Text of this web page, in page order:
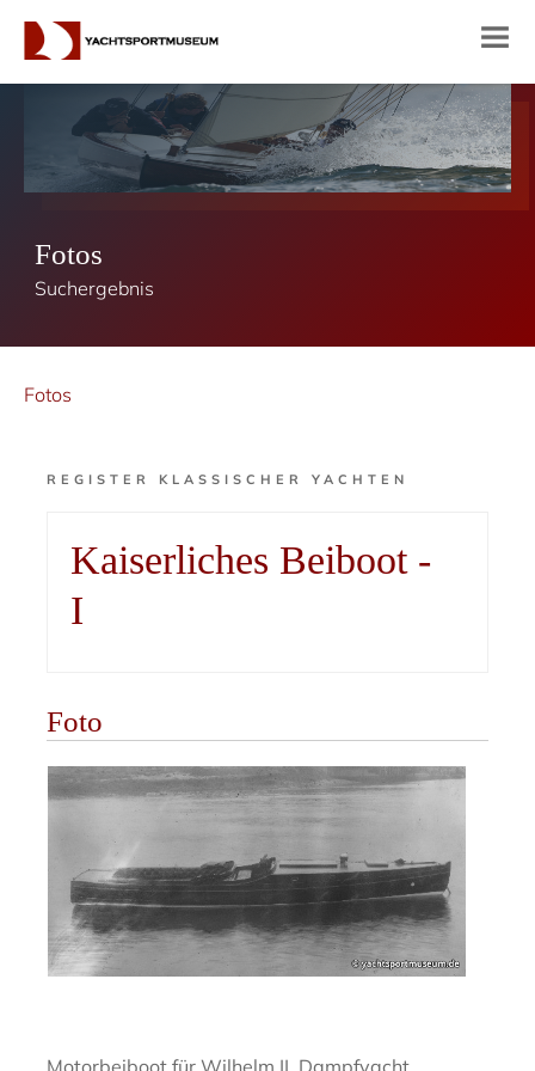
Fotos
Suchergebnis
Fotos
REGISTER KLASSISCHER YACHTEN
Kaiserliches Beiboot -
I
Foto
Motorbeiboot für Wilhelm II. Dampfyacht